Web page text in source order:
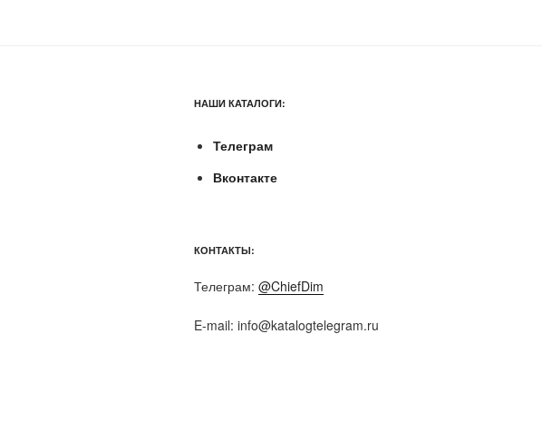
НАШИ КАТАЛОГИ:
Телеграм
Вконтакте
КОНТАКТЫ:
Телеграм: @ChiefDim
E-mail: info@katalogtelegram.ru